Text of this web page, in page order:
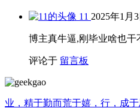
11 2025年1月3
博主真牛逼,刚毕业啥也干
评论于 留言板
业，精于勤而荒于嬉，行，成于